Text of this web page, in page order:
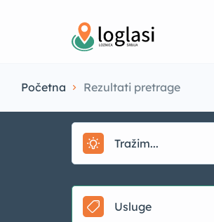
Početna Rezultati pretrage
Usluge